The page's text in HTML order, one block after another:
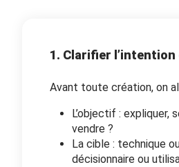
1. Clarifier l’intention
Avant toute création, on
L’objectif : expliquer,
vendre ?
La cible : technique
décisionnaire ou